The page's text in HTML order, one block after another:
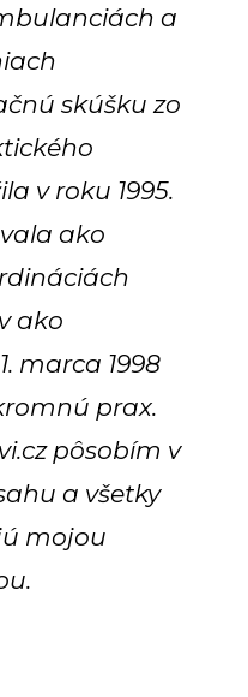
a
skúšku zo
v roku 1995.
ako
ako
marca 1998
prax.
pôsobím v
a všetky
mojou